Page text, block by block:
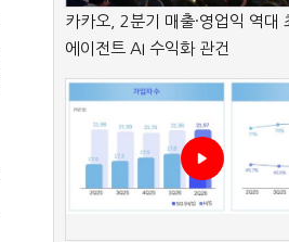
카카오, 2분기 매출·영업익 역대
에이전트 AI 수익화 관건